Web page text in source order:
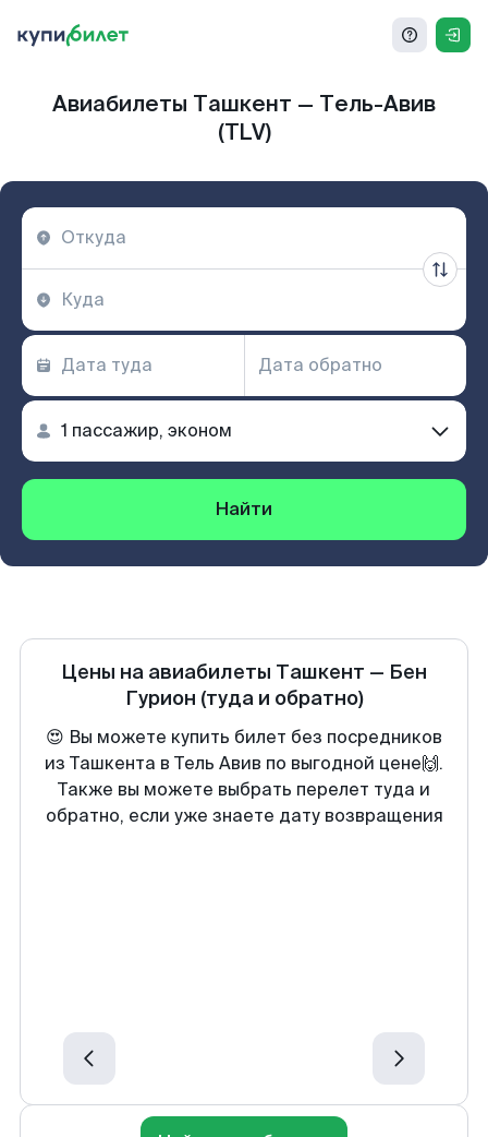
Авиабилеты Ташкент — Тель-Авив
(TLV)
Найти
Цены на авиабилеты Ташкент — Бен
Гурион (туда и обратно)
😍 Вы можете купить билет без посредников
из Ташкента в Тель Авив по выгодной цене🙌.
Также вы можете выбрать перелет туда и
обратно, если уже знаете дату возвращения